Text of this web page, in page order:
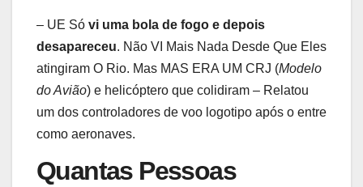
– UE Só vi uma bola de fogo e depois
desapareceu. Não VI Mais Nada Desde Que Eles
atingiram O Rio. Mas MAS ERA UM CRJ (Modelo
do Avião) e helicóptero que colidiram – Relatou
um dos controladores de voo logotipo após o entre
como aeronaves.
Quantas Pessoas